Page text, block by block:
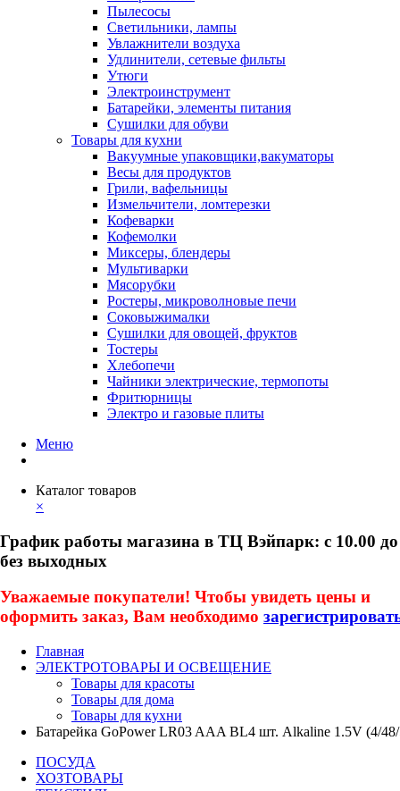
Пылесосы
Светильники, лампы
Увлажнители воздуха
Удлинители, сетевые фильты
Утюги
Электроинструмент
Батарейки, элементы питания
Сушилки для обуви
Товары для кухни
Вакуумные упаковщики,вакуматоры
Весы для продуктов
Грили, вафельницы
Измельчители, ломтерезки
Кофеварки
Кофемолки
Миксеры, блендеры
Мультиварки
Мясорубки
Ростеры, микроволновые печи
Соковыжималки
Сушилки для овощей, фруктов
Тостеры
Хлебопечи
Чайники электрические, термопоты
Фритюрницы
Электро и газовые плиты
Меню
Каталог товаров
×
График работы магазина в ТЦ Вэйпарк: с 10.00 до
без выходных
Уважаемые покупатели! Чтобы увидеть цены и
оформить заказ, Вам необходимо
Главная
ЭЛЕКТРОТОВАРЫ И ОСВЕЩЕНИЕ
Товары для красоты
Товары для дома
Товары для кухни
Батарейка GoPower LR03 AAA BL4 шт. Alkaline 1.5V (4/
ПОСУДА
ХОЗТОВАРЫ